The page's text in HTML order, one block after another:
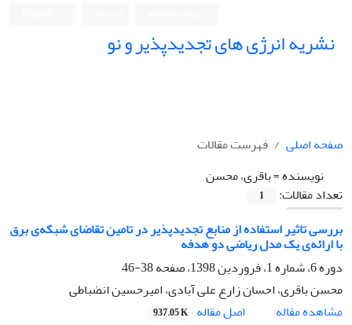
نشریه انرژی های تجدیدپذیر و نو
صفحه اصلی
فهرست مقالات
نویسنده =باقری، محسن
تعداد مقالات:
1
بررسی تاثیر استفاده از منابع تجدیدپذیر در تامین تقاضای شبکه‌ی برق
با ارائه‌ی یک مدل ریاضی دو هدفه
دوره 6، شماره 1، فروردین 1398، صفحه
38-46
محسن باقری، احسان زارع علی آبادی، امیرحسین انضباطی
مشاهده مقاله
اصل مقاله 937.05 K